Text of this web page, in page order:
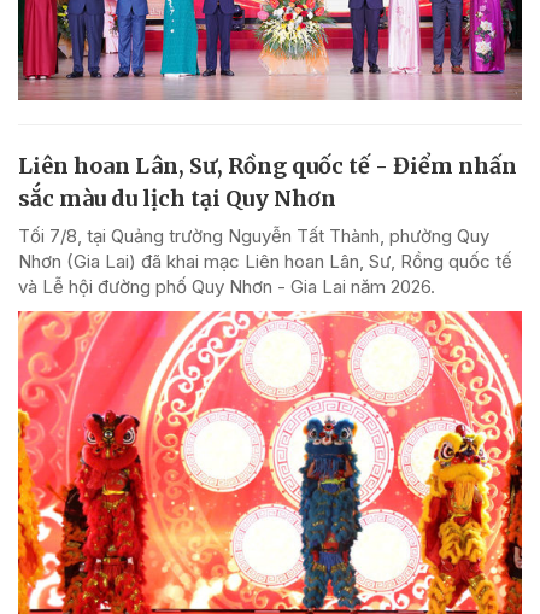
Liên hoan Lân, Sư, Rồng quốc tế - Điểm nhấn
sắc màu du lịch tại Quy Nhơn
Tối 7/8, tại Quảng trường Nguyễn Tất Thành, phường Quy
Nhơn (Gia Lai) đã khai mạc Liên hoan Lân, Sư, Rồng quốc tế
và Lễ hội đường phố Quy Nhơn - Gia Lai năm 2026.